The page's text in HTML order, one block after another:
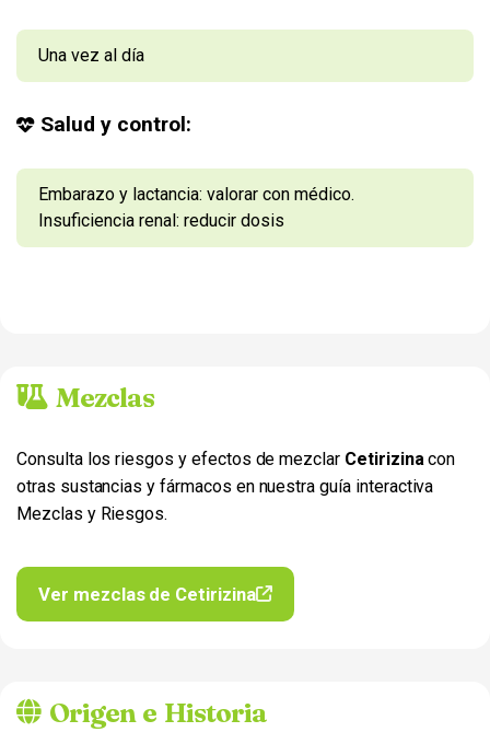
Una vez al día
Salud y control:
Embarazo y lactancia: valorar con médico.
Insuficiencia renal: reducir dosis
Mezclas
Consulta los riesgos y efectos de mezclar Cetirizina con
otras sustancias y fármacos en nuestra guía interactiva
Mezclas y Riesgos.
Ver mezclas de Cetirizina
Origen e Historia